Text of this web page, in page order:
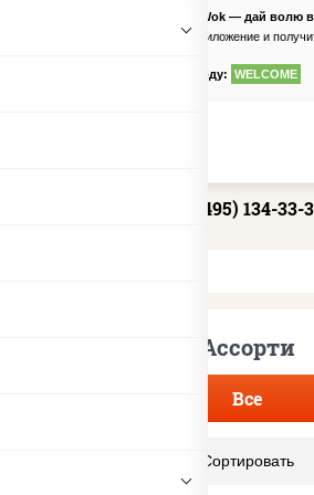
PizzaSushiWok — дай волю
Скачайте приложение и
по промокоду: WELCOME
+7 (495) 134-33-
Ассорти
Все
Сортировать